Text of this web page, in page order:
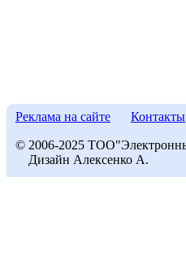
Реклама на сайте Контакты
© 2006-2025
Дизайн Алексенко А.